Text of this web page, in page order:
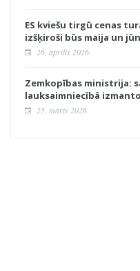
ES kviešu tirgū cenas
izšķiroši būs maija un
26. aprīlis 2026.
Zemkopības ministrija:
lauksaimniecībā
25. marts 2026.